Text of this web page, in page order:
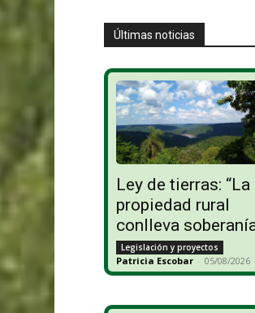
Últimas noticias
Ley de tierras: “La
propiedad rural
conlleva
Legislación y proyectos
Patricia Escobar - 05/08/2026